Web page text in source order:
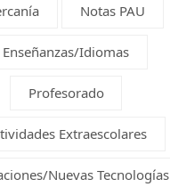
Notas PAU
Enseñanzas/Idiomas
Profesorado
Extraescolares
Nuevas Tecnologías